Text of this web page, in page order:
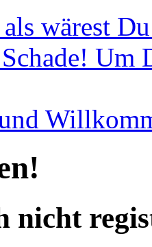
als wärest
Um
nicht